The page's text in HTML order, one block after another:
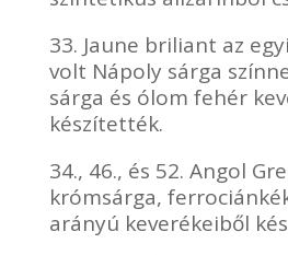
33. Jaune briliant az
volt Nápoly sárga
sárga és ólom fehér
készítették.
34., 46., és 52. Angol
krómsárga,
arányú keverékeiből